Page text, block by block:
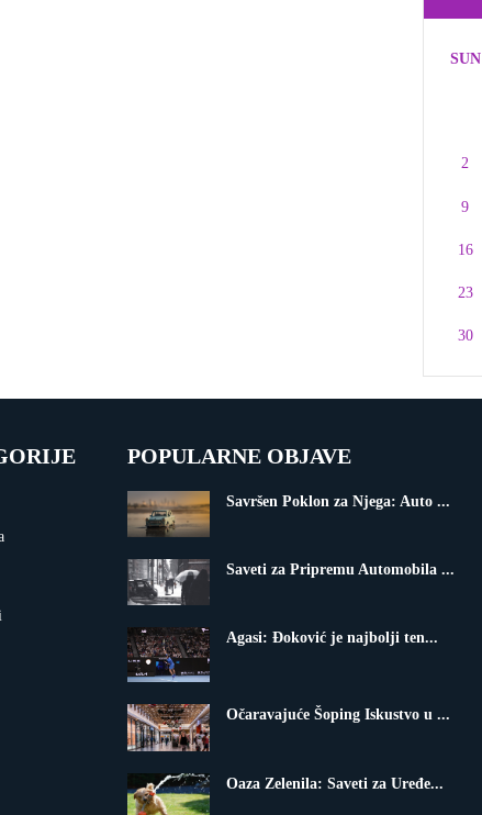
SUN
2
9
16
23
30
POPULARNE OBJAVE
Savršen Poklon za Njega: Auto ...
Saveti za Pripremu Automobila ...
Agasi: Đoković je najbolji ten...
Očaravajuće Šoping Iskustvo u ...
Oaza Zelenila: Saveti za Uređe...